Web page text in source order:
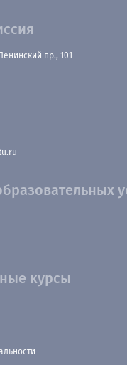
пр., 101
курсы